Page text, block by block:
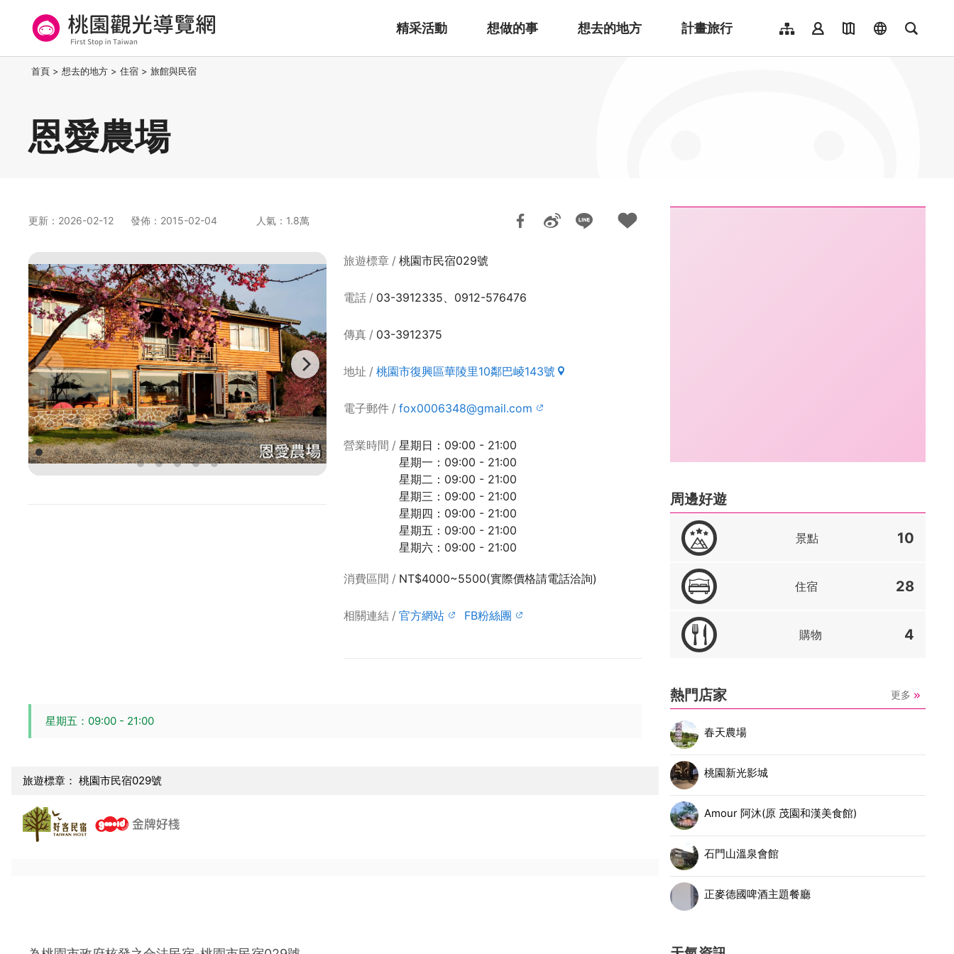
要
桃園觀光導覽網
精采活動 想做的事 想去的地方 計畫旅行
網站導覽會員登入地圖導覽language全文檢
首頁 > 想去的地方 > 住宿 > 旅館與民宿
恩愛農場
更新：2026-02-12 發佈：2015-02-04 人氣：1.8萬
旅遊標章 桃園市民宿029號
電話 03-3912335、0912-576476
傳真 03-3912375
地址 桃園市復興區華陵里10鄰巴崚143號
電子郵件 fox0006348@gmail.com
營業時間
星期日：09:00 - 21:00
星期一：09:00 - 21:00
星期二：09:00 - 21:00
星期三：09:00 - 21:00
星期四：09:00 - 21:00
星期五：09:00 - 21:00
星期六：09:00 - 21:00
消費區間 NT$4000~5500(實際價格請電話洽詢)
相關連結 官方網站 FB粉絲團
星期五：09:00 - 21:00
旅遊標章： 桃園市民宿029號
:::
周邊好遊
景點 10
住宿 28
購物 4
熱門店家 更多
春天農場
桃園新光影城
Amour 阿沐(原 茂園和漢美食館)
石門山溫泉會館
正麥德國啤酒主題餐廳